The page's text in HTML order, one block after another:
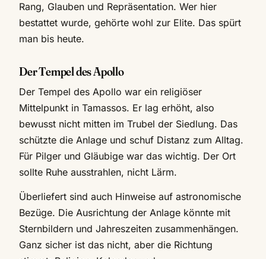
Rang, Glauben und Repräsentation. Wer hier
bestattet wurde, gehörte wohl zur Elite. Das spürt
man bis heute.
Der Tempel des Apollo
Der Tempel des Apollo war ein religiöser
Mittelpunkt in Tamassos. Er lag erhöht, also
bewusst nicht mitten im Trubel der Siedlung. Das
schützte die Anlage und schuf Distanz zum Alltag.
Für Pilger und Gläubige war das wichtig. Der Ort
sollte Ruhe ausstrahlen, nicht Lärm.
Überliefert sind auch Hinweise auf astronomische
Bezüge. Die Ausrichtung der Anlage könnte mit
Sternbildern und Jahreszeiten zusammenhängen.
Ganz sicher ist das nicht, aber die Richtung